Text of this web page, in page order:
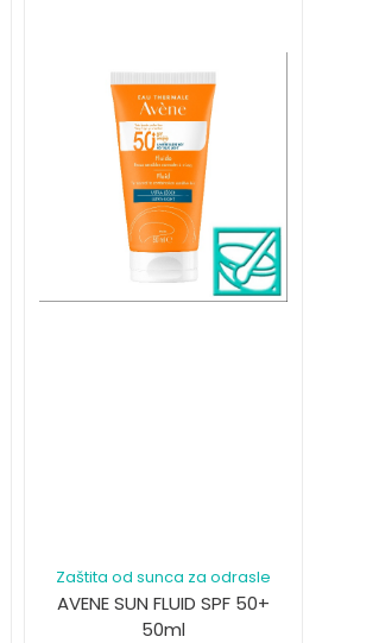
Zaštita od sunca za odrasle
AVENE SUN FLUID SPF 50+
50ml